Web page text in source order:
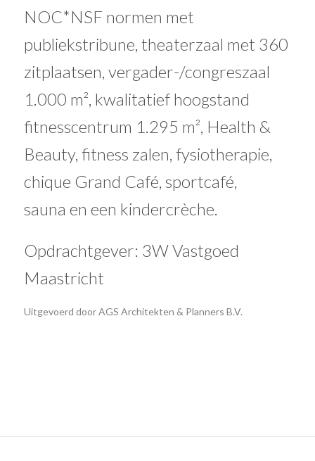
NOC*NSF normen met
publiekstribune, theaterzaal met 360
zitplaatsen, vergader-/congreszaal
1.000 m², kwalitatief hoogstand
fitnesscentrum 1.295 m², Health &
Beauty, fitness zalen, fysiotherapie,
chique Grand Café, sportcafé,
sauna en een kindercrèche.
Opdrachtgever: 3W Vastgoed
Maastricht
Uitgevoerd door AGS Architekten & Planners B.V.